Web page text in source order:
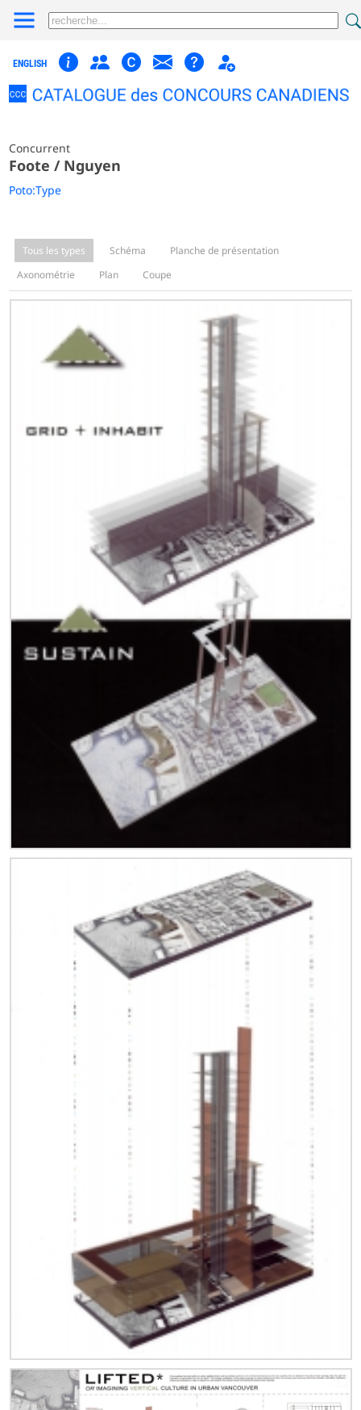
ENGLISH
Concurrent
Foote / Nguyen
Poto:Type
Tous les types Schéma
Planche de présentation
Axonométrie
Plan Coupe